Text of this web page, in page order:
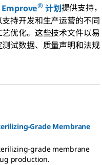
Emprove® 计划提供支持，
持开发和生产运营的不同
优化。这些技术文件以易
试数据、质量声明和法规
Grade Membrane
grade membrane
production.